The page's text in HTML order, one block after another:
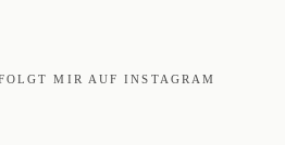
MIR AUF INSTAGRAM